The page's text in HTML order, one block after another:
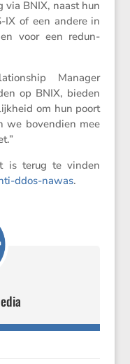
via BNIX, naast hun
IX of een andere in
voor een redun­
Manager
op BNIX, bieden
om hun poort
we boven­dien mee
is terug te vinden
​d​d​o​s​-​n​awas.